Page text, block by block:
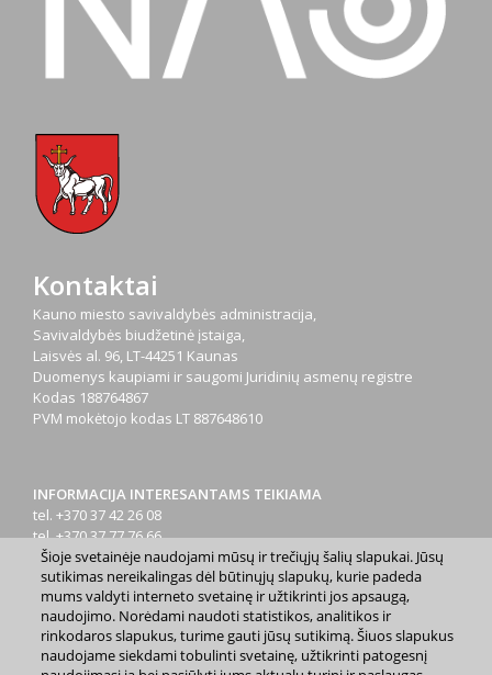
Kontaktai
Kauno miesto savivaldybės administracija,
Savivaldybės biudžetinė įstaiga,
Laisvės al. 96, LT-44251 Kaunas
Duomenys kaupiami ir saugomi Juridinių asmenų registre
Kodas 188764867
PVM mokėtojo kodas LT 887648610
INFORMACIJA INTERESANTAMS TEIKIAMA
tel. +370 37 42 26 08
tel. +370 37 77 76 66
tel. +370 660 07000
el. p.info@kaunas.lt
Šioje svetainėje naudojami mūsų ir trečiųjų šalių slapukai. Jūsų
sutikimas nereikalingas dėl būtinųjų slapukų, kurie padeda
mums valdyti interneto svetainę ir užtikrinti jos apsaugą,
naudojimo. Norėdami naudoti statistikos, analitikos ir
rinkodaros slapukus, turime gauti jūsų sutikimą. Šiuos slapukus
naudojame siekdami tobulinti svetainę, užtikrinti patogesnį